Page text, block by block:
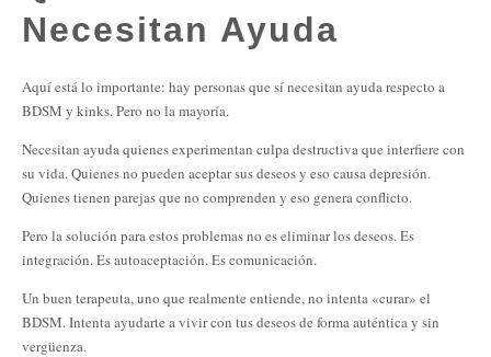
Necesitan Ayuda
Aquí está lo importante: hay personas que sí necesitan ayuda respecto a
BDSM y kinks. Pero no la mayoría.
Necesitan ayuda quienes experimentan culpa destructiva que interfiere con
su vida. Quienes no pueden aceptar sus deseos y eso causa depresión.
Quienes tienen parejas que no comprenden y eso genera conflicto.
Pero la solución para estos problemas no es eliminar los deseos. Es
integración. Es autoaceptación. Es comunicación.
Un buen terapeuta, uno que realmente entiende, no intenta «curar» el
BDSM. Intenta ayudarte a vivir con tus deseos de forma auténtica y sin
vergüenza.